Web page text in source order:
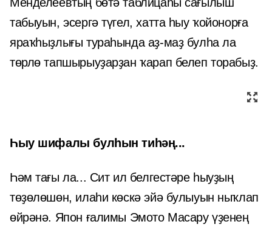
табыуын, эсергә түгел, хатта һыу ҡойонорға
яраҡһыҙлығы тураһында аҙ-маҙ булһа ла
төрлө тапшырыуҙарҙан ҡарап белеп торабыҙ.
Һыу шифалы булһын тиһәң...
Һәм тағы ла... Сит ил белгестәре һыуҙың
төҙөлөшөн, илаһи көскә эйә булыуын ныҡлап
өйрәнә. Япон ғалимы Эмото Масару үҙенең